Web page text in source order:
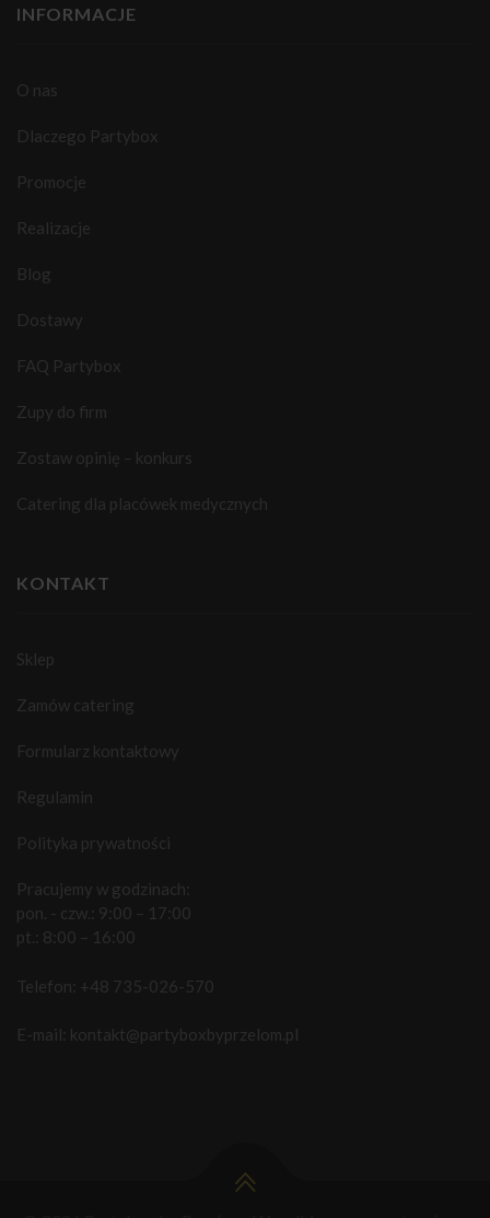
INFORMACJE
O nas
Dlaczego Partybox
Promocje
Realizacje
Blog
Dostawy
FAQ Partybox
Zupy do firm
Zostaw opinię – konkurs
Catering dla placówek medycznych
KONTAKT
Sklep
Zamów catering
Formularz kontaktowy
Regulamin
Polityka prywatności
Pracujemy w godzinach:
pon. - czw.: 9:00 – 17:00
pt.: 8:00 – 16:00
Telefon: +48 735-026-570
E-mail: kontakt@partyboxbyprzelom.pl